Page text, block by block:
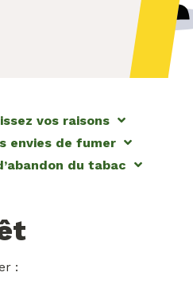
vos raisons
envies de fumer
du tabac
: